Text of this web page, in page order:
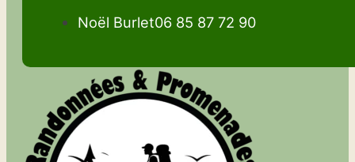
Noël Burlet06 85 87 72 90